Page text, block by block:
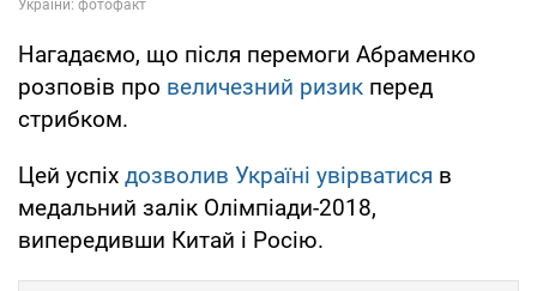
Нагадаємо, що після перемоги Абраменко
розповів про величезний ризик перед
стрибком.
Цей успіх дозволив Україні увірватися в
медальний залік Олімпіади-2018,
випередивши Китай і Росію.